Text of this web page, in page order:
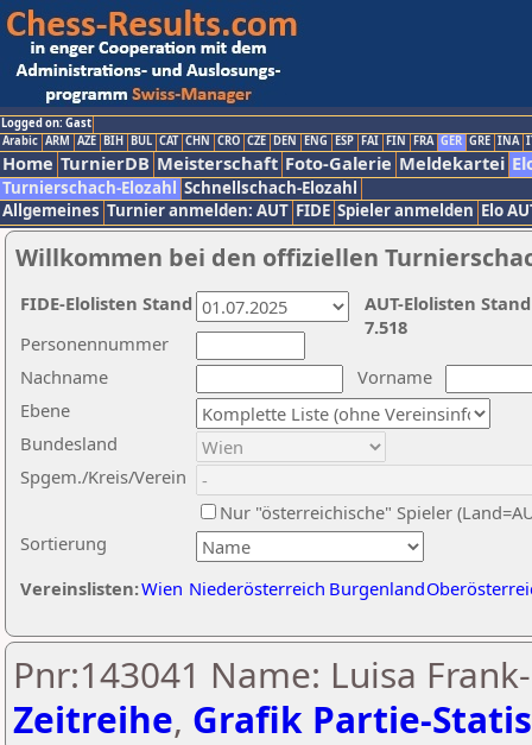
Logged on: Gast
Arabic ARM AZE BIH BUL CAT CHN CRO CZE DEN ENG ESP FAI FIN FRA GER GRE INA
Home TurnierDB Meisterschaft Foto-Galerie Meldekartei
Turnierschach-Elozahl Schnellschach-Elozahl
Allgemeines Turnier anmelden: AUT FIDE Spieler anmelden Elo
Willkommen bei den offiziellen
Nachname
Vorname
Ebene
Sortierung
Personennummer
Bundesland
Spgem./Kreis/Verein
Nur "österreichische" Spieler
Vereinslisten:Wien Niederösterreich Burgenland
AUT-Elolisten
7.518
FIDE-Elolisten Stand
Pnr:143041 Name: Luisa
Zeitreihe, Grafik Partie-